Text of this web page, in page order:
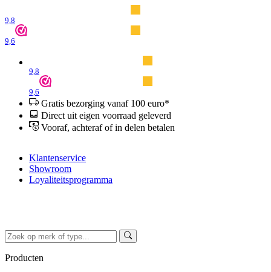
9,8
9,6
9,8
9,6
Gratis bezorging vanaf 100 euro*
Direct uit eigen voorraad geleverd
Vooraf, achteraf of in delen betalen
Klantenservice
Showroom
Loyaliteitsprogramma
Producten